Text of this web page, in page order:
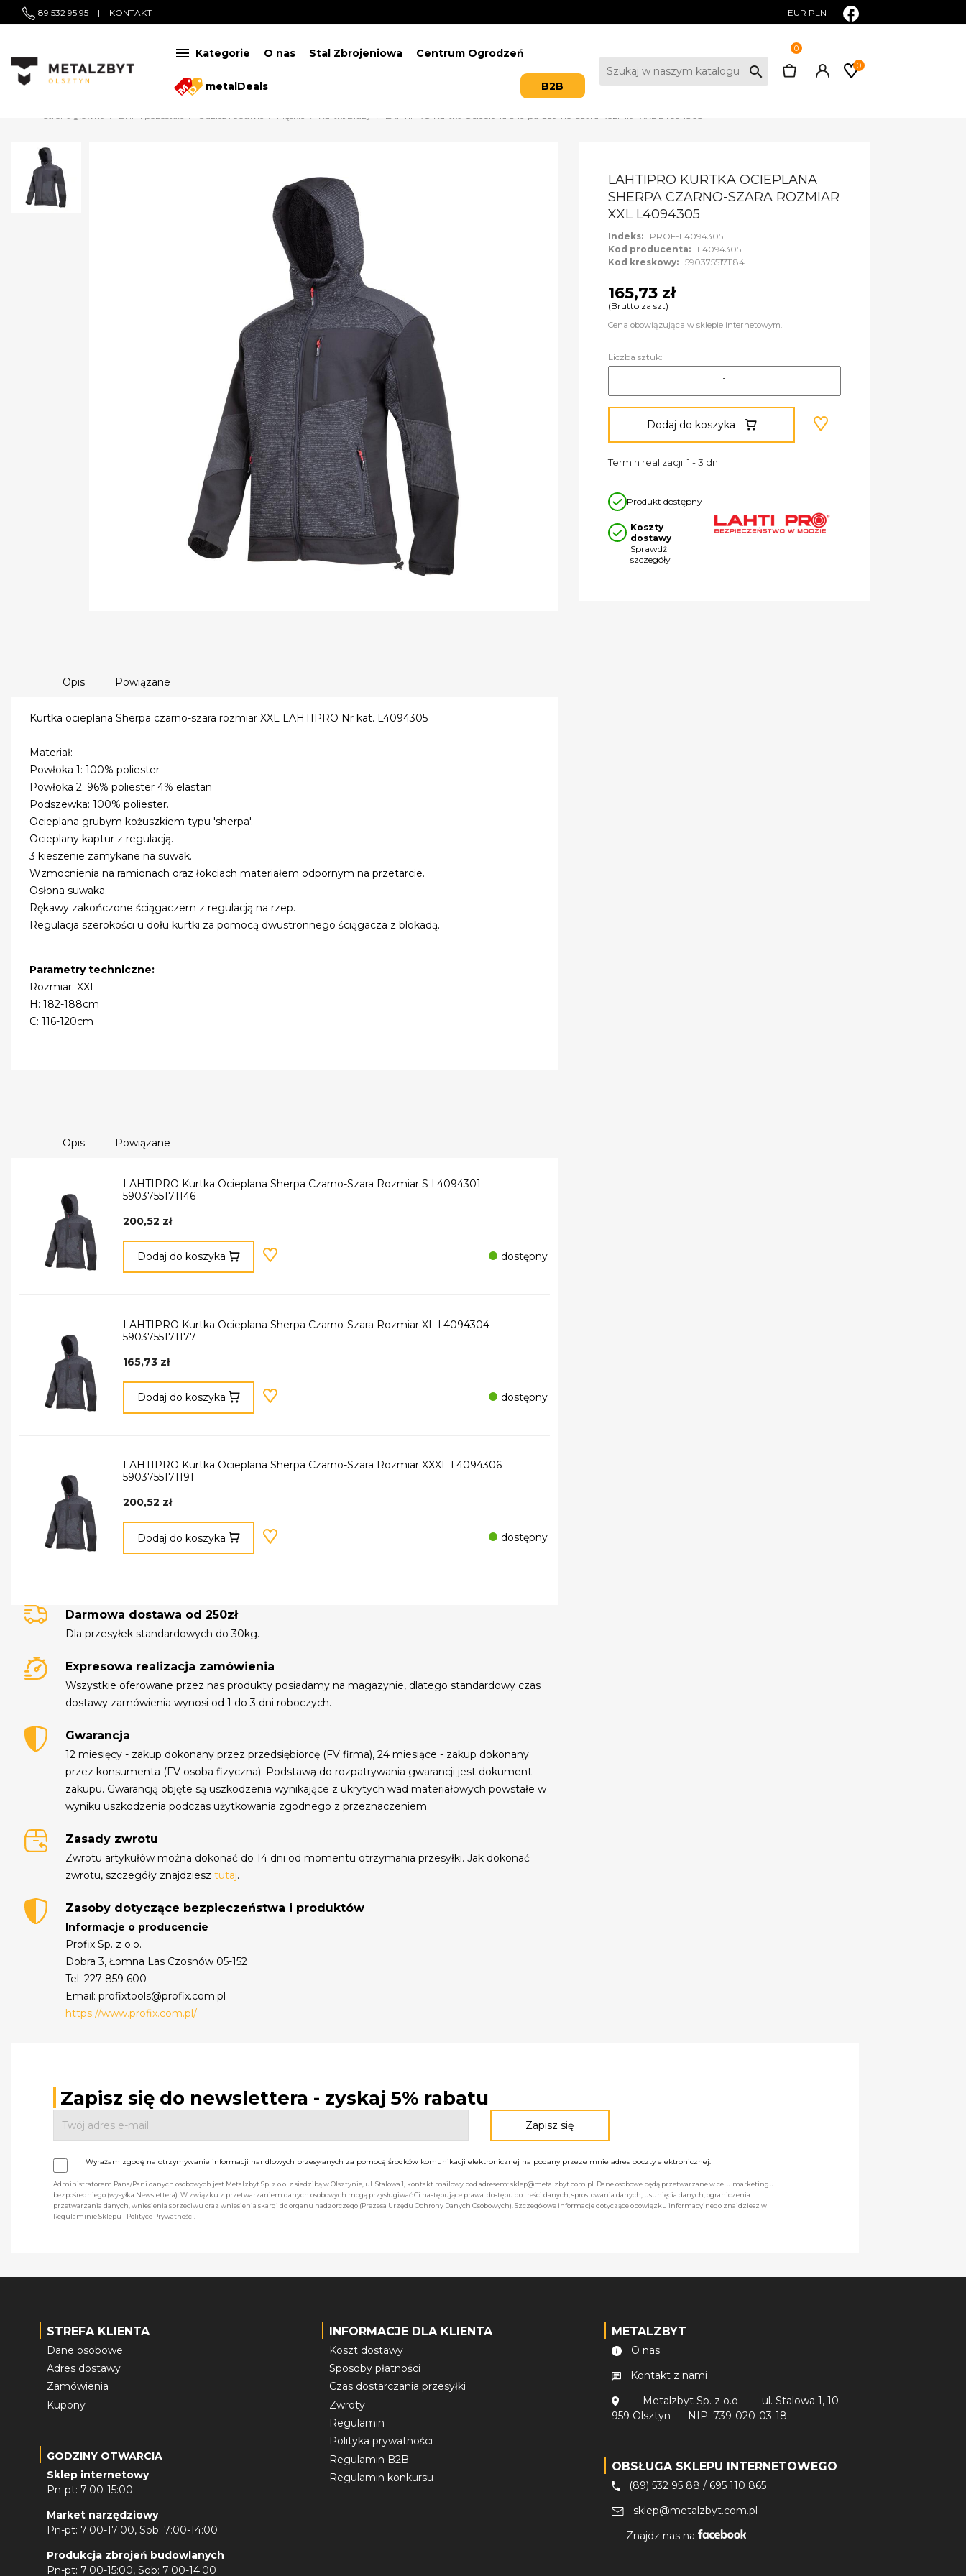
89 532 95 95 | KONTAKT EUR PLN
 Kategorie O nas Stal Zbrojeniowa Centrum Ogrodzeń
metalDeals B2B
0
0
search
Opis Powiązane
Kurtka ocieplana Sherpa czarno-szara rozmiar XXL LAHTIPRO Nr kat. L4094305
Materiał:
Powłoka 1: 100% poliester
Powłoka 2: 96% poliester 4% elastan
Podszewka: 100% poliester.
Ocieplana grubym kożuszkiem typu 'sherpa'.
Ocieplany kaptur z regulacją.
3 kieszenie zamykane na suwak.
Wzmocnienia na ramionach oraz łokciach materiałem odpornym na przetarcie.
Osłona suwaka.
Rękawy zakończone ściągaczem z regulacją na rzep.
Regulacja szerokości u dołu kurtki za pomocą dwustronnego ściągacza z blokadą.
Parametry techniczne:
Rozmiar: XXL
H: 182-188cm
C: 116-120cm
Opis Powiązane
LAHTIPRO Kurtka Ocieplana Sherpa Czarno-Szara Rozmiar S L4094301
5903755171146
200,52 zł
Dodaj do koszyka dostępny
LAHTIPRO Kurtka Ocieplana Sherpa Czarno-Szara Rozmiar XL L4094304
5903755171177
165,73 zł
Dodaj do koszyka dostępny
LAHTIPRO Kurtka Ocieplana Sherpa Czarno-Szara Rozmiar XXXL L4094306
5903755171191
200,52 zł
Dodaj do koszyka dostępny
Darmowa dostawa od 250zł
Dla przesyłek standardowych do 30kg.
Expresowa realizacja zamówienia
Wszystkie oferowane przez nas produkty posiadamy na magazynie, dlatego standardowy czas
dostawy zamówienia wynosi od 1 do 3 dni roboczych.
Gwarancja
12 miesięcy - zakup dokonany przez przedsiębiorcę (FV firma), 24 miesiące - zakup dokonany
przez konsumenta (FV osoba fizyczna). Podstawą do rozpatrywania gwarancji jest dokument
zakupu. Gwarancją objęte są uszkodzenia wynikające z ukrytych wad materiałowych powstałe w
wyniku uszkodzenia podczas użytkowania zgodnego z przeznaczeniem.
Zasady zwrotu
Zwrotu artykułów można dokonać do 14 dni od momentu otrzymania przesyłki. Jak dokonać
zwrotu, szczegóły znajdziesztutaj.
Zasoby dotyczące bezpieczeństwa i produktów
Informacje o producencie
Profix Sp. z o.o.
Dobra 3, Łomna Las Czosnów 05-152
Tel: 227 859 600
Email: profixtools@profix.com.pl
https://www.profix.com.pl/
LAHTIPRO KURTKA OCIEPLANA
SHERPA CZARNO-SZARA ROZMIAR
XXL L4094305
Indeks:
PROF-L4094305
Kod producenta:
L4094305
Kod kreskowy: 5903755171184
165,73 zł
(Brutto za szt)
Cena obowiązująca w sklepie internetowym.
Liczba sztuk:
Dodaj do koszyka
Termin realizacji: 1 - 3 dni
Produkt dostępny
Koszty
dostawy
Sprawdź
szczegóły
Zapisz się do newslettera - zyskaj 5% rabatu
Wyrażam zgodę na otrzymywanie informacji handlowych przesyłanych za pomocą środków komunikacji elektronicznej na podany przeze mnie adres poczty elektronicznej.
Administratorem Pana/Pani danych osobowych jest Metalzbyt Sp. z o.o. z siedzibą w Olsztynie, ul. Stalowa 1, kontakt mailowy pod adresem: sklep@metalzbyt.com.pl. Dane osobowe będą przetwarzane w celu marketingu
bezpośredniego (wysyłka Newslettera). W związku z przetwarzaniem danych osobowych mogą przysługiwać Ci następujące prawa: dostępu do treści danych, sprostowania danych, usunięcia danych, ograniczenia
przetwarzania danych, wniesienia sprzeciwu oraz wniesienia skargi do organu nadzorczego (Prezesa Urzędu Ochrony Danych Osobowych). Szczegółowe informacje dotyczące obowiązku informacyjnego znajdziesz w
Regulaminie Sklepu i Polityce Prywatności.
STREFA KLIENTA
Dane osobowe
Adres dostawy
Zamówienia
Kupony
GODZINY OTWARCIA
Sklep internetowy
Pn-pt: 7:00-15:00
Market narzędziowy
Pn-pt: 7:00-17:00, Sob: 7:00-14:00
Produkcja zbrojeń budowlanych
Pn-pt: 7:00-15:00, Sob: 7:00-14:00
INFORMACJE DLA KLIENTA
Koszt dostawy
Sposoby płatności
Czas dostarczania przesyłki
Zwroty
Regulamin
Polityka prywatności
Regulamin B2B
Regulamin konkursu
METALZBYT
O nas
Kontakt z nami
Metalzbyt Sp. z o.o
ul. Stalowa 1, 10-
959 Olsztyn
NIP: 739-020-03-18
OBSŁUGA SKLEPU INTERNETOWEGO
(89) 532 95 88 / 695 110 865
sklep@metalzbyt.com.pl
Znajdz nas na